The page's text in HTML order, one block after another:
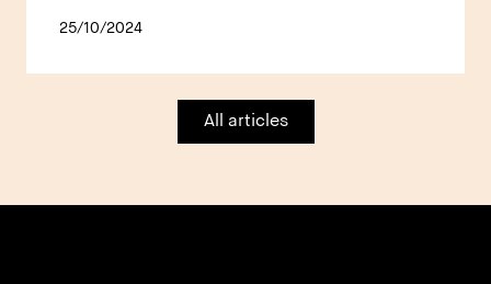
25/10/2024
All articles